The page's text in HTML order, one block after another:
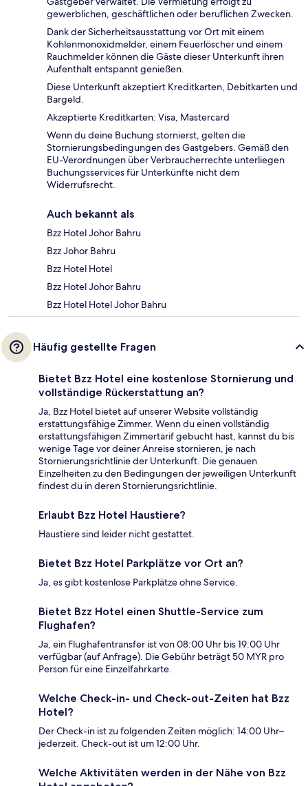
gewerblichen, geschäftlichen oder beruflichen Zwecken.
Dank der Sicherheitsausstattung vor Ort mit einem
Kohlenmonoxidmelder, einem Feuerlöscher und einem
Rauchmelder können die Gäste dieser Unterkunft ihren
Aufenthalt entspannt genießen.
Diese Unterkunft akzeptiert Kreditkarten, Debitkarten und
Bargeld.
Akzeptierte Kreditkarten: Visa, Mastercard
Wenn du deine Buchung stornierst, gelten die
Stornierungsbedingungen des Gastgebers. Gemäß den
EU-Verordnungen über Verbraucherrechte unterliegen
Buchungsservices für Unterkünfte nicht dem
Widerrufsrecht.
Auch bekannt als
Bzz Hotel Johor Bahru
Bzz Johor Bahru
Bzz Hotel Hotel
Bzz Hotel Johor Bahru
Bzz Hotel Hotel Johor Bahru
Häufig gestellte Fragen
Bietet Bzz Hotel eine kostenlose Stornierung und
vollständige Rückerstattung an?
Ja, Bzz Hotel bietet auf unserer Website vollständig
erstattungsfähige Zimmer. Wenn du einen vollständig
erstattungsfähigen Zimmertarif gebucht hast, kannst du bis
wenige Tage vor deiner Anreise stornieren, je nach
Stornierungsrichtlinie der Unterkunft. Die genauen
Einzelheiten zu den Bedingungen der jeweiligen Unterkunft
findest du in deren Stornierungsrichtlinie.
Erlaubt Bzz Hotel Haustiere?
Haustiere sind leider nicht gestattet.
Bietet Bzz Hotel Parkplätze vor Ort an?
Ja, es gibt kostenlose Parkplätze ohne Service.
Bietet Bzz Hotel einen Shuttle-Service zum
Flughafen?
Ja, ein Flughafentransfer ist von 08:00 Uhr bis 19:00 Uhr
verfügbar (auf Anfrage). Die Gebühr beträgt 50 MYR pro
Person für eine Einzelfahrkarte.
Welche Check-in- und Check-out-Zeiten hat Bzz
Hotel?
Der Check-in ist zu folgenden Zeiten möglich: 14:00 Uhr–
jederzeit. Check-out ist um 12:00 Uhr.
Welche Aktivitäten werden in der Nähe von Bzz